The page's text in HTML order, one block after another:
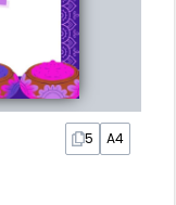
5 A4